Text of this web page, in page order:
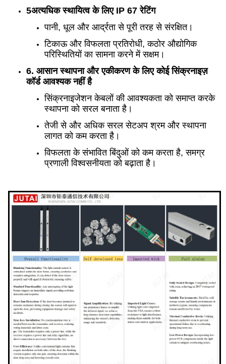
5अत्यधिक स्थायित्व के लिए IP 67 रेटिंग
पानी, धूल और आर्द्रता से पूरी तरह से संरक्षित।
टिकाऊ और विफलता प्रतिरोधी, कठोर औद्योगिक
परिस्थितियों का सामना करने में सक्षम।
6. आसान स्थापना और एकीकरण के लिए कोई सिंक्रनाइज़
कॉर्ड आवश्यक नहीं है
सिंक्रनाइजेशन केबलों की आवश्यकता को समाप्त करके
स्थापना को सरल बनाता है।
तेजी से और अधिक सरल सेटअप श्रम और स्थापना
लागत को कम करता है।
विफलता के संभावित बिंदुओं को कम करता है, समग्र
प्रणाली विश्वसनीयता को बढ़ाता है।